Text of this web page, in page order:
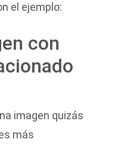
el ejemplo:
con
imagen quizás
más